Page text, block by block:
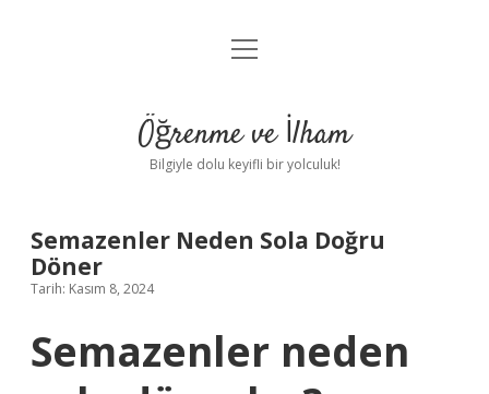
Anasayfa
Yasal Uyarı
menüyü
Öğrenme ve İlham
Bilgiyle dolu keyifli bir yolculuk!
Semazenler Neden Sola Doğru
Döner
Tarih: Kasım 8, 2024
Semazenler neden